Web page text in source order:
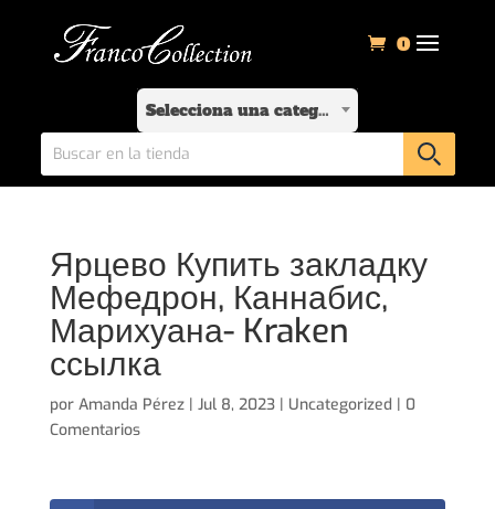
0
Selecciona una categoría
Ярцево Купить закладку
Мефедрон, Каннабис,
Марихуана- Kraken
ссылка
por Amanda Pérez| Jul 8, 2023| Uncategorized | 0
Comentarios